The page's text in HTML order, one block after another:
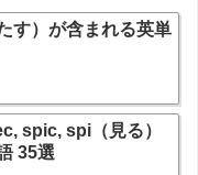
す）が含まれる英単
spic, spi（見る）
35選